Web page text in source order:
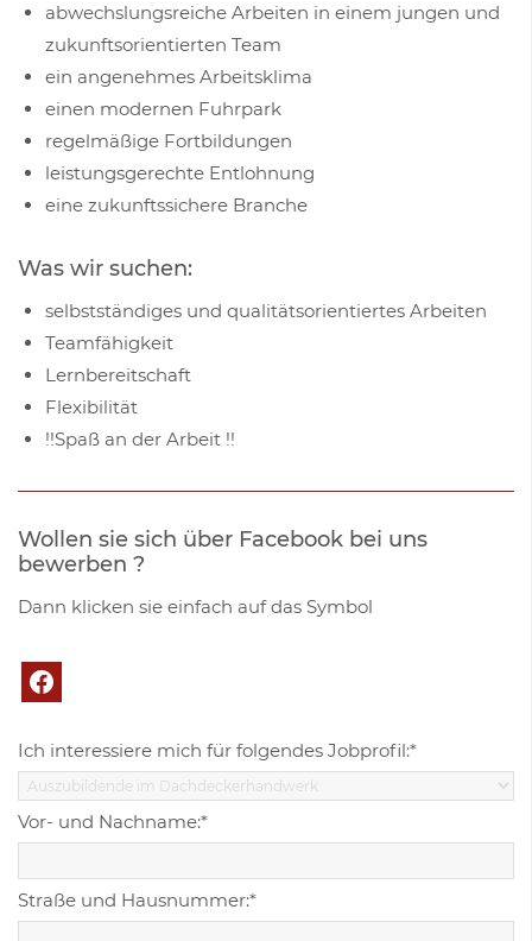
abwechslungsreiche Arbeiten in einem jungen und
zukunftsorientierten Team
ein angenehmes Arbeitsklima
einen modernen Fuhrpark
regelmäßige Fortbildungen
leistungsgerechte Entlohnung
eine zukunftssichere Branche
Was wir suchen:
selbstständiges und qualitätsorientiertes Arbeiten
Teamfähigkeit
Lernbereitschaft
Flexibilität
!!Spaß an der Arbeit !!
Wollen sie sich über Facebook bei uns
bewerben ?
Dann klicken sie einfach auf das Symbol
Ich interessiere mich für folgendes Jobprofil:*
Vor- und Nachname:*
Straße und Hausnummer:*